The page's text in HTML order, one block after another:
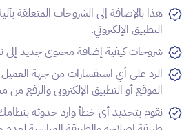
هذا بالإضافة إلى الشروحات المتعلقة
التطبيق الإلكتروني.
شروحات كيفية إضافة محتوى جديد إلى
الرد على أي استفسارات من جهة
الموقع أو التطبيق الإلكتروني والرفع من
نقوم بتحديد أي خطأ وارد حدوثه